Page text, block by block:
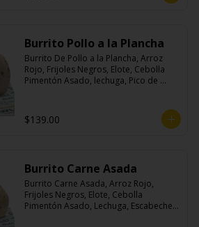
Burrito Pollo a la Plancha
Burrito De Pollo a la Plancha, Arroz
Rojo, Frijoles Negros, Elote, Cebolla
Pimentón Asado, lechuga, Pico de
$139.00
Burrito Carne Asada
Burrito Carne Asada, Arroz Rojo,
Frijoles Negros, Elote, Cebolla
Pimentón Asado, Lechuga, Escabeche